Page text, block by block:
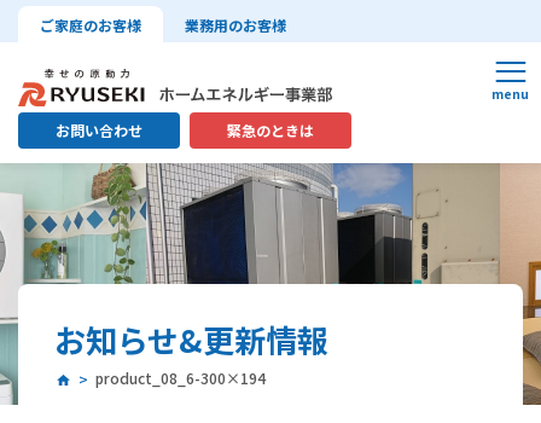
ご家庭のお客様 業務用のお客様
お問い合わせ 緊急のときは
お知らせ&更新情報
product_08_6-300×194